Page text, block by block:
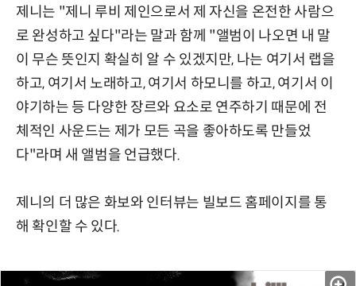
제니는 "제니 루비 제인으로서 제 자신을 온전한 사람으
로 완성하고 싶다"라는 말과 함께 "앨범이 나오면 내 말
이 무슨 뜻인지 확실히 알 수 있겠지만, 나는 여기서 랩을
하고, 여기서 노래하고, 여기서 하모니를 하고, 여기서 이
야기하는 등 다양한 장르와 요소로 연주하기 때문에 전
체적인 사운드는 제가 모든 곡을 좋아하도록 만들었
다"라며 새 앨범을 언급했다.
제니의 더 많은 화보와 인터뷰는 빌보드 홈페이지를 통
해 확인할 수 있다.